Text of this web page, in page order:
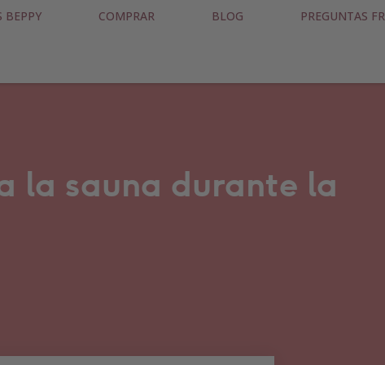
BEPPY COMPRAR BLOG PREGUNTAS
la sauna durante la